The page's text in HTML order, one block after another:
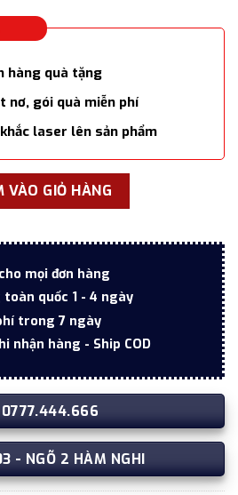
hàng quà tặng
nơ, gói quà miễn phí
laser lên sản phẩm
cấp PK054 Blue tặng kèm 1
VÀO GIỎ HÀNG
mọi đơn hàng
quốc 1 - 4 ngày
trong 7 ngày
nhận hàng - Ship COD
0777.444.666
- NGÕ 2 HÀM NGHI